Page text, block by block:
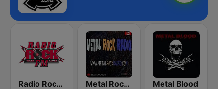
Radio Rock FM Metal Rock Radio Metal Blood